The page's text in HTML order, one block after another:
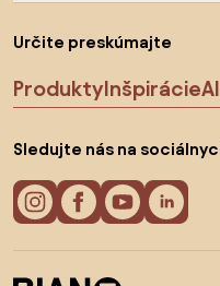
Určite preskúmajte
ProduktyInšpirácie
Sledujte nás na